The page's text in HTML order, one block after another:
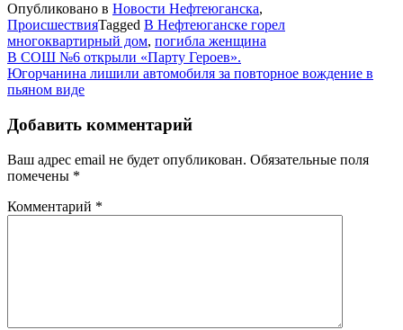
Опубликовано в Новости Нефтеюганска,
ПроисшествияTagged В Нефтеюганске горел
многоквартирный дом, погибла женщина
Навигация
по
В СОШ №6 открыли «Парту Героев».
Югорчанина лишили автомобиля за повторное вождение в
пьяном виде
Добавить комментарий
Ваш адрес email не будет опубликован. Обязательные поля
помечены *
Комментарий *